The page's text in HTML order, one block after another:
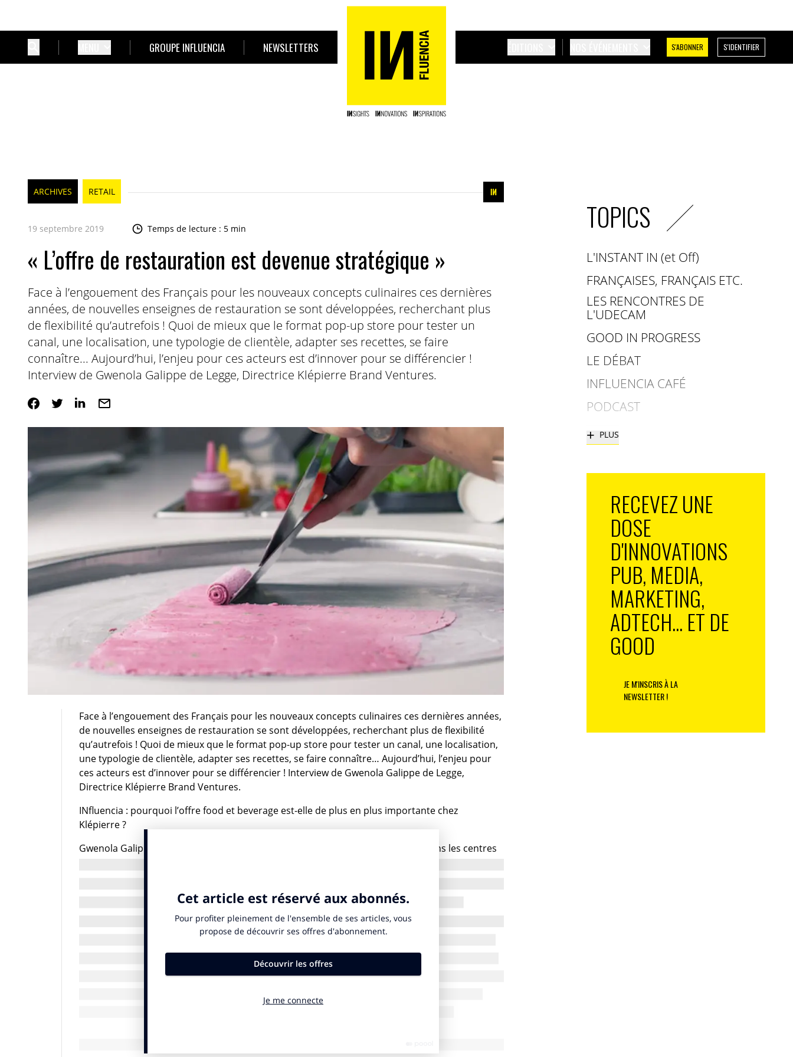
GROUPE INFLUENCIA NEWSLETTERS S'ABONNER S'IDENTIFIER
ARCHIVES RETAIL
19 septembre 2019 Temps de lecture : 5 min
« L’offre de restauration est devenue stratégique »
Face à l’engouement des Français pour les nouveaux concepts culinaires ces dernières
années, de nouvelles enseignes de restauration se sont développées, recherchant plus
de flexibilité qu’autrefois ! Quoi de mieux que le format pop-up store pour tester un
canal, une localisation, une typologie de clientèle, adapter ses recettes, se faire
connaître... Aujourd’hui, l’enjeu pour ces acteurs est d’innover pour se différencier !
Interview de Gwenola Galippe de Legge, Directrice Klépierre Brand Ventures.
Face à l’engouement des Français pour les nouveaux concepts culinaires ces dernières années,
de nouvelles enseignes de restauration se sont développées, recherchant plus de flexibilité
qu’autrefois ! Quoi de mieux que le format pop-up store pour tester un canal, une localisation,
une typologie de clientèle, adapter ses recettes, se faire connaître… Aujourd’hui, l’enjeu pour
ces acteurs est d’innover pour se différencier ! Interview de Gwenola Galippe de Legge,
Directrice Klépierre Brand Ventures.
INfluencia : pourquoi l’offre food et beverage est-elle de plus en plus importante chez
Klépierre ?
Gwenola Galippe de Legge : il y a quelques années, les shoppers se rendaient dans les centres
essentiellement sur de la restauration rapide, auprès des shoppers qui ne déjeunaient dans
les centres que par praticité ! Nous créons des lieux de vie. Des lieux de rencontre et
d’expérience. Aujourd’hui, 40% des consommateurs basent leur choix de centre commercial
principalement sur l’offre de restauration. Dans les centres commerciaux Klépierre, la
pensé comme l’écrin dans lequel nos clients vont être accueillis. C’est aussi celle de la
consommation responsable, depuis l’approvisionnement jusqu’à la gestion des déchets. C’est
TOPICS
L'INSTANT IN (et Off)
FRANÇAISES, FRANÇAIS ETC.
LES RENCONTRES DE
L'UDECAM
GOOD IN PROGRESS
LE DÉBAT
INFLUENCIA CAFÉ
PODCAST
+ PLUS
RECEVEZ UNE
DOSE
D'INNOVATIONS
PUB, MEDIA,
MARKETING,
ADTECH... ET DE
GOOD
JE M'INSCRIS À LA
NEWSLETTER !